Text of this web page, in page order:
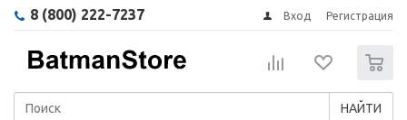
8 (800) 222-7237 Вход Регистрация
НАЙТИ